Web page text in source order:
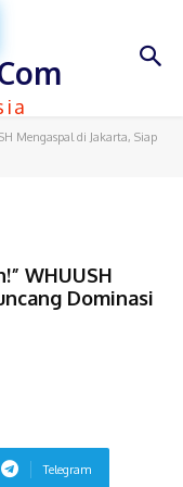
Mengaspal di Jakarta, Siap
WHUUSH
Dominasi
Telegram